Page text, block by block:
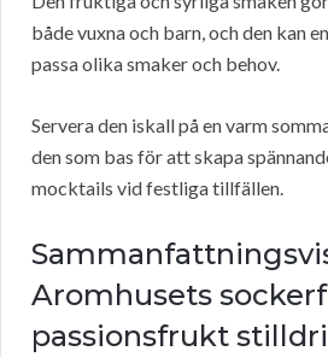
både vuxna och barn, och den kan
passa olika smaker och behov.
Servera den iskall på en varm
den som bas för att skapa
mocktails vid festliga tillfällen.
Aromhusets
passionsfrukt